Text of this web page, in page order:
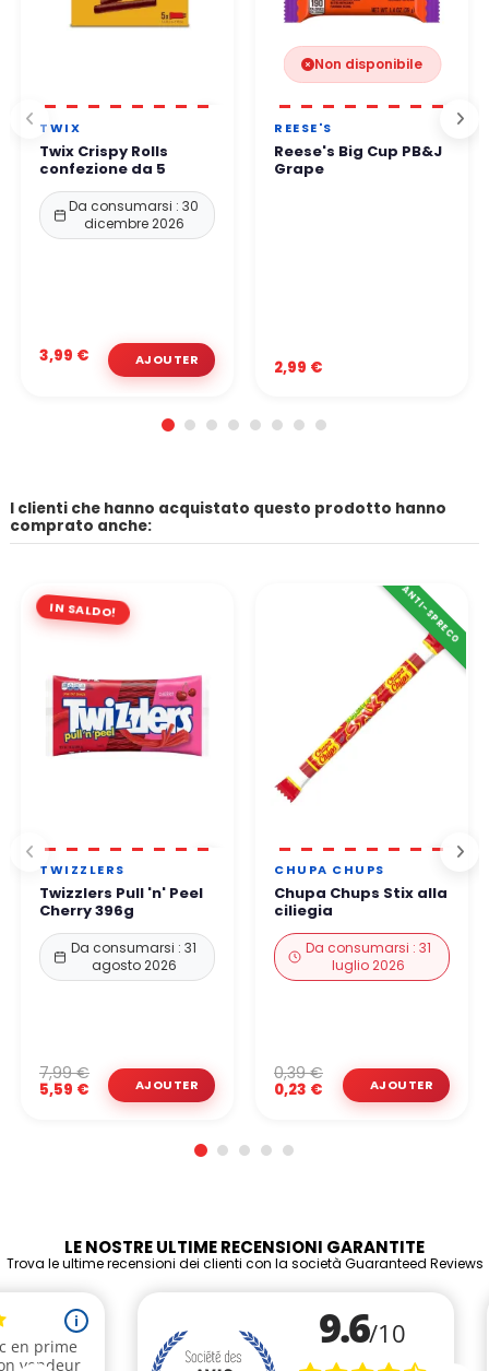
TWIX
Twix Crispy Rolls
confezione da 5
Da consumarsi : 30
dicembre 2026
3,99 €
Non disponibile
REESE'S
Reese's Big Cup PB&J
Grape
2,99 €
I clienti che hanno acquistato questo prodotto hanno
comprato anche:
IN SALDO!
TWIZZLERS
Twizzlers Pull 'n' Peel
Cherry 396g
Da consumarsi : 31
agosto 2026
5,59 €
7,99 €
ANTI-SPRECO
CHUPA CHUPS
Chupa Chups Stix alla
ciliegia
Da consumarsi : 31
luglio 2026
0,23 €
0,39 €
LE NOSTRE ULTIME RECENSIONI GARANTITE
Trova le ultime recensioni dei clienti con la società Guaranteed Reviews